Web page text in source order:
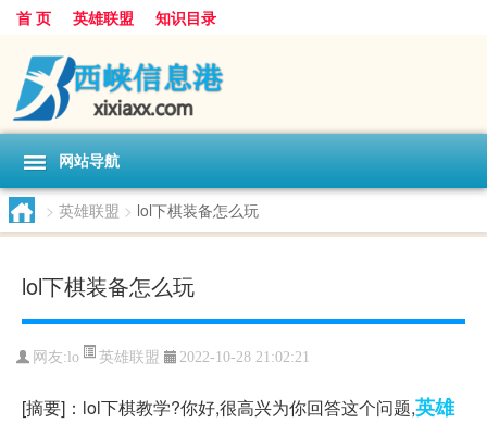
首 页 英雄联盟 知识目录
网站导航
> 英雄联盟 > lol下棋装备怎么玩
lol下棋装备怎么玩
网友: lo 英雄联盟 2022-10-28 21:02:21
[摘要]：lol下棋教学?你好,很高兴为你回答这个问题,英雄